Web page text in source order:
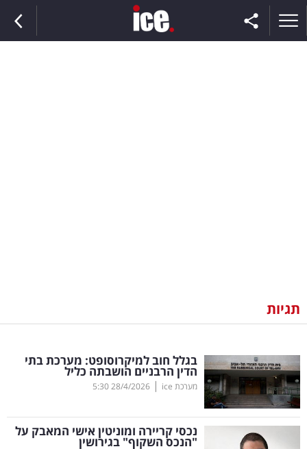
וצרכנות
דיגיטל
וטק
שיווק
ופרסום
תגיות
בגלל חוב למיקרוסופט: מערכת בתי
הדין הרבניים הושבתה כליל
מערכת ice |
28/4/2026
5:30
נכסי קריירה ומוניטין אישי המאבק על
"הנכס השקוף" בגירושין